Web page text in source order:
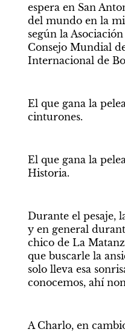
espera en San
del mundo en la
según la
Consejo Mundial
Internacional de
El que gana la
cinturones.
El que gana la
Historia.
Durante el pesaje,
y en general
chico de La
que buscarle la
solo lleva esa
conocemos, ahí
A Charlo, en